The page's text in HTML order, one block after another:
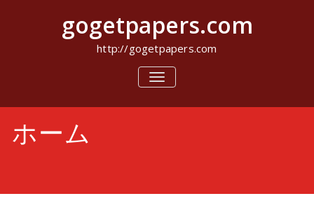
キ
gogetpapers.com
http://gogetpapers.com
ナ
ビ
替
ホーム